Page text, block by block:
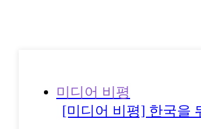
미디어 비평
[미디어 비평] 한국을